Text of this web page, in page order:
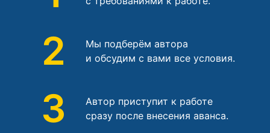
2
Мы подберём автора
и обсудим с вами все условия.
3
Автор приступит к работе
сразу после внесения аванса.